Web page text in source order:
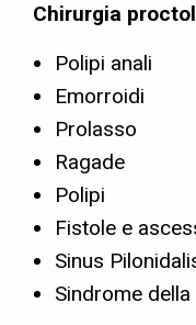
Chirurgia
Polipi anali
Emorroidi
Prolasso
Ragade
Polipi
Fistole e
Sinus
Sindrome